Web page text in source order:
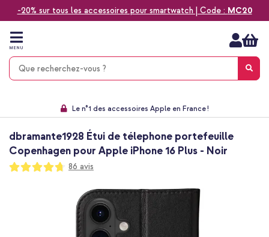
-20% sur tous les accessoires pour smartwatch | Code : MC20
Aller
contenu
MENU
Le n°1 des accessoires Apple en France !
dbramante1928 Étui de télephone portefeuille
Copenhagen pour Apple iPhone 16 Plus - Noir
Notation:
94
100
86 avis